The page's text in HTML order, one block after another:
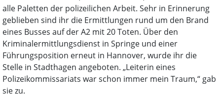
alle Paletten der polizeilichen Arbeit. Sehr in Erinnerung
geblieben sind ihr die Ermittlungen rund um den Brand
eines Busses auf der A2 mit 20 Toten. Über den
Kriminalermittlungsdienst in Springe und einer
Führungsposition erneut in Hannover, wurde ihr die
Stelle in Stadthagen angeboten. „Leiterin eines
Polizeikommissariats war schon immer mein Traum,“ gab
sie zu.